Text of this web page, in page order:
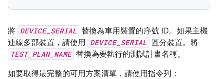
將 DEVICE_SERIAL 替換為車用裝置的序號 ID。如果主機
連線多部裝置，請使用 DEVICE_SERIAL 區分裝置。將
TEST_PLAN_NAME 替換為要執行的測試計畫名稱。
如要取得最完整的可用方案清單，請使用指令列：